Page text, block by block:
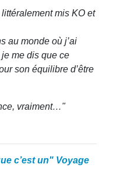
mis KO et
au monde où j’ai
me dis que ce
son équilibre d’être
vraiment…"
c’est un" Voyage